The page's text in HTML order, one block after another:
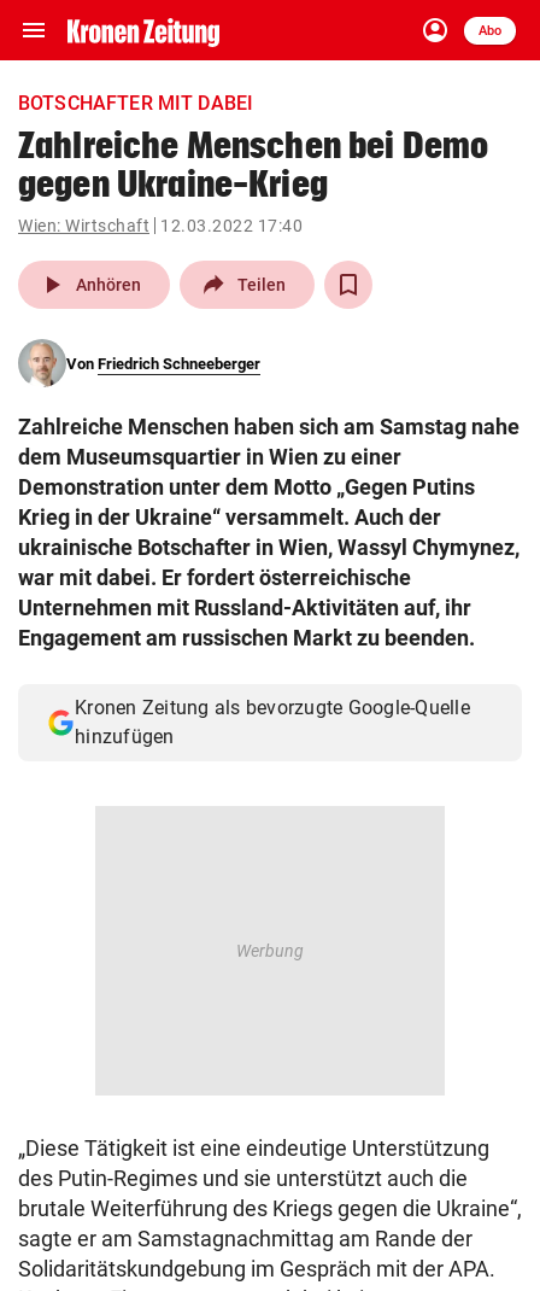
menu Navigation
ein-/ausklappen
account_circle
Anmelden
Abo
close Schließen
account_circle Anmelden
pin_drop
Wien arrow_right
search
eingeben
© Krone Multimedia GmbH & Co KG 2026
Muthgasse 2, 1190 Wien
BOTSCHAFTER MIT DABEI
Zahlreiche Menschen bei Demo
gegen Ukraine-Krieg
Wien: Wirtschaft 12.03.2022 17:40
play_arrow Anhören Teilen
Von Friedrich Schneeberger
Zahlreiche Menschen haben sich am Samstag nahe
dem Museumsquartier in Wien zu einer
Demonstration unter dem Motto „Gegen Putins
Krieg in der Ukraine“ versammelt. Auch der
ukrainische Botschafter in Wien, Wassyl Chymynez,
war mit dabei. Er fordert österreichische
Unternehmen mit Russland-Aktivitäten auf, ihr
Engagement am russischen Markt zu beenden.
Kronen Zeitung als bevorzugte Google-Quelle
hinzufügen
„Diese Tätigkeit ist eine eindeutige Unterstützung
des Putin-Regimes und sie unterstützt auch die
brutale Weiterführung des Kriegs gegen die Ukraine“,
sagte er am Samstagnachmittag am Rande der
Solidaritätskundgebung im Gespräch mit der APA.